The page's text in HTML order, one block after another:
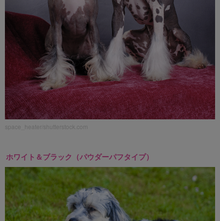
space_heater/shutterstock.com
ホワイト＆ブラック（パウダーパフタイプ）